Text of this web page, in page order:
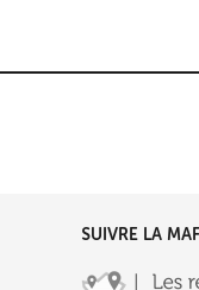
SUIVRE LA MAF